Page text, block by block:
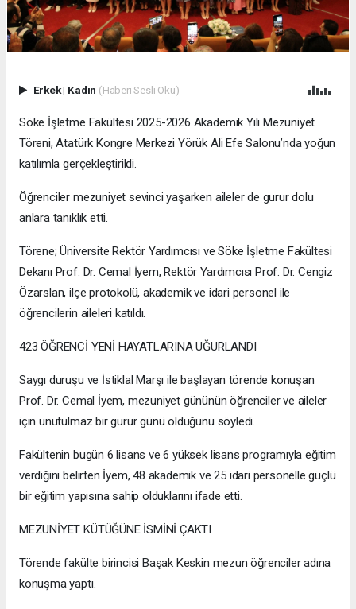
Erkek| Kadın (Haberi Sesli Oku)
Söke İşletme Fakültesi 2025-2026 Akademik Yılı Mezuniyet
Töreni, Atatürk Kongre Merkezi Yörük Ali Efe Salonu’nda yoğun
katılımla gerçekleştirildi.
Öğrenciler mezuniyet sevinci yaşarken aileler de gurur dolu
anlara tanıklık etti.
Törene; Üniversite Rektör Yardımcısı ve Söke İşletme Fakültesi
Dekanı Prof. Dr. Cemal İyem, Rektör Yardımcısı Prof. Dr. Cengiz
Özarslan, ilçe protokolü, akademik ve idari personel ile
öğrencilerin aileleri katıldı.
423 ÖĞRENCİ YENİ HAYATLARINA UĞURLANDI
Saygı duruşu ve İstiklal Marşı ile başlayan törende konuşan
Prof. Dr. Cemal İyem, mezuniyet gününün öğrenciler ve aileler
için unutulmaz bir gurur günü olduğunu söyledi.
Fakültenin bugün 6 lisans ve 6 yüksek lisans programıyla eğitim
verdiğini belirten İyem, 48 akademik ve 25 idari personelle güçlü
bir eğitim yapısına sahip olduklarını ifade etti.
MEZUNİYET KÜTÜĞÜNE İSMİNİ ÇAKTI
Törende fakülte birincisi Başak Keskin mezun öğrenciler adına
konuşma yaptı.